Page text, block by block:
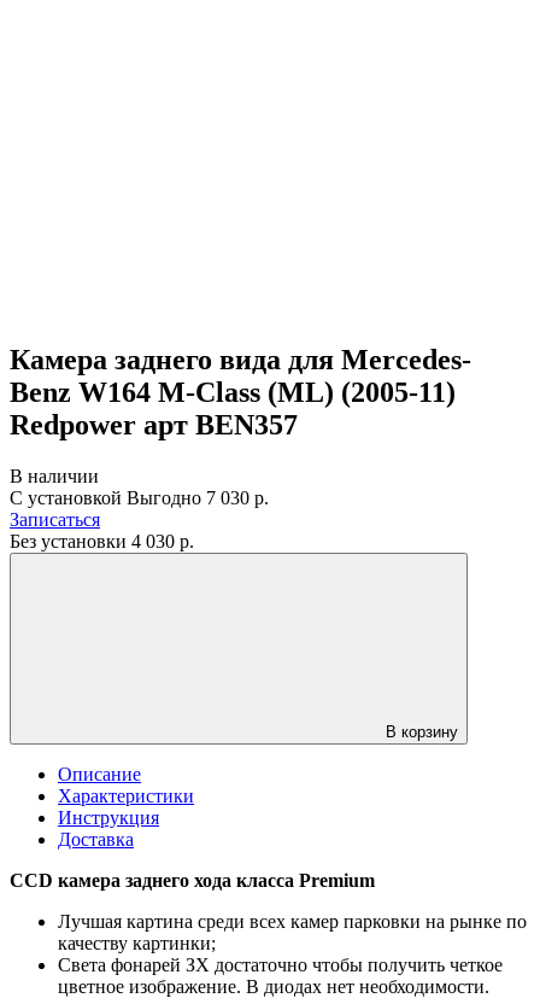
Камера заднего вида для Mercedes-
Benz W164 M-Class (ML) (2005-11)
Redpower арт BEN357
В наличии
С установкой Выгодно 7 030 р.
Записаться
Без установки 4 030 р.
В корзину
Описание
Характеристики
Инструкция
Доставка
CCD камера заднего хода класса Premium
Лучшая картина среди всех камер парковки на рынке по
качеству картинки;
Света фонарей ЗХ достаточно чтобы получить четкое
цветное изображение. В диодах нет необходимости.